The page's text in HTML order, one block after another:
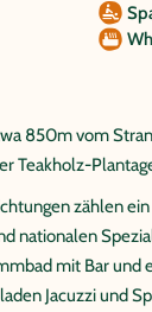
850m vom
Teakholz-
zählen
nationalen
mit Bar und
Jacuzzi und